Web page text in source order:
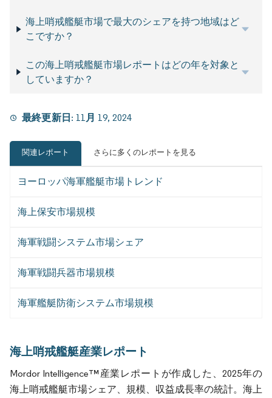
海上哨戒艦艇市場で最大のシェアを持つ地域はど
こですか？
この海上哨戒艦艇市場レポートはどの年を対象と
していますか？
最終更新日: 11月 19, 2024
関連レポート さらに多くのレポートを見る
ヨーロッパ海軍艦艇市場トレンド
海上保安市場規模
海軍戦闘システム市場シェア
海軍戦闘兵器市場規模
海軍艦艇防衛システム市場規模
海上哨戒艦艇産業レポート
Mordor Intelligence™産業レポートが作成した、2025年の
海上哨戒艦艇市場シェア、規模、収益成長率の統計。海上